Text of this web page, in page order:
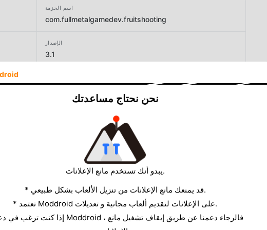
اسم الحزمة
com.fullmetalgamedev.fruitshooting
الإصدار
3.1
نحن نحتاج مساعدتك
يبدو أنك تستخدم مانع الإعلانات.
* قد يمنعك مانع الإعلانات من تنزيل الألعاب بشكل طبيعي.
* تعتمد Moddroid على الإعلانات لتقديم ألعاب مجانية و تعديلات.